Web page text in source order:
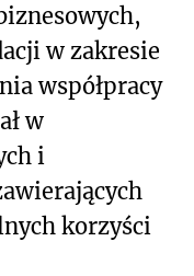
w zakresie
współpracy
w
i
korzyści